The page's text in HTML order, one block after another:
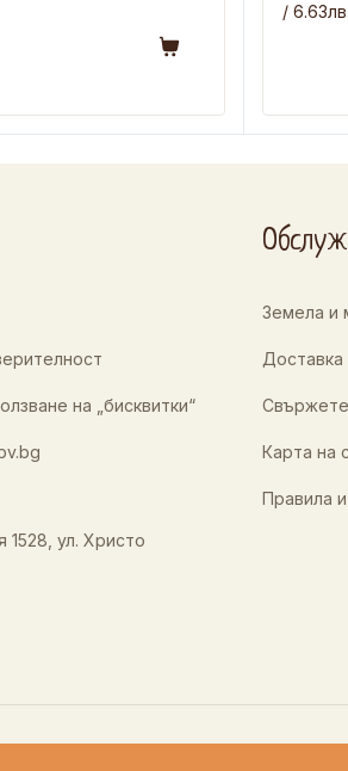
/ 6.63лв.
на „бисквитки“
1528, ул. Христо
Земела и
Доставка
Карта на
Правила